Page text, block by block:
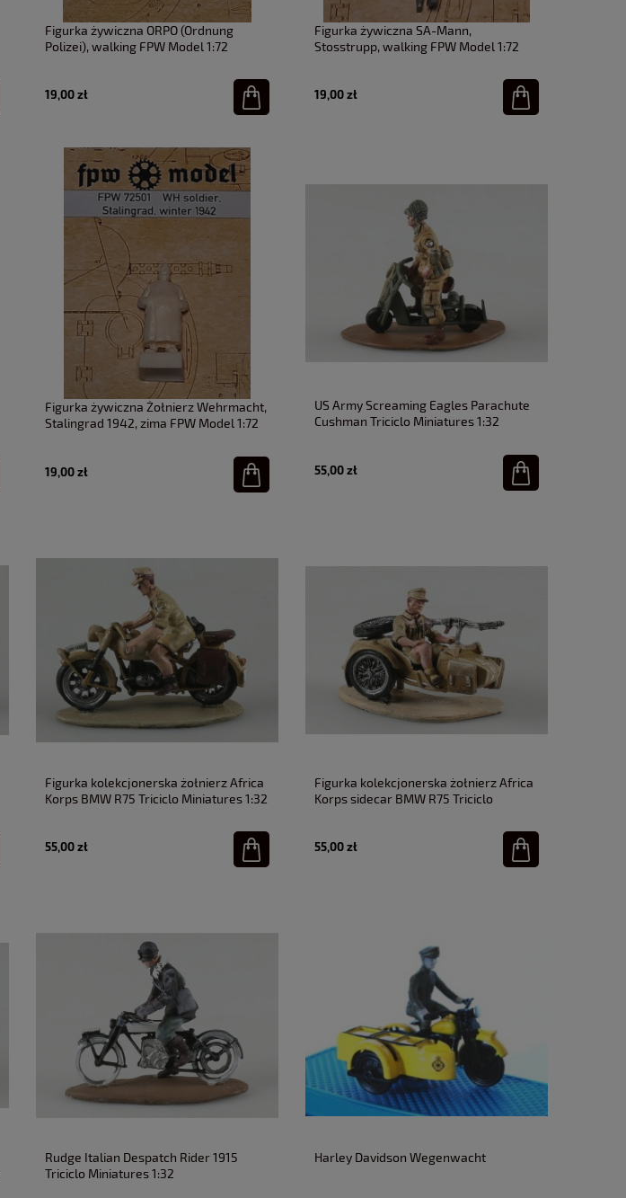
Figurka żywiczna ORPO (Ordnung
Polizei), walking FPW Model 1:72
19,00 zł
Figurka żywiczna SA-Mann,
Stosstrupp, walking FPW Model 1:72
19,00 zł
Figurka żywiczna Żołnierz Wehrmacht,
Stalingrad 1942, zima FPW Model 1:72
19,00 zł
US Army Screaming Eagles Parachute
Cushman Triciclo Miniatures 1:32
55,00 zł
Figurka kolekcjonerska żołnierz Africa
Korps BMW R75 Triciclo Miniatures 1:32
55,00 zł
Figurka kolekcjonerska żołnierz Africa
Korps sidecar BMW R75 Triciclo
55,00 zł
Rudge Italian Despatch Rider 1915
Triciclo Miniatures 1:32
Harley Davidson Wegenwacht